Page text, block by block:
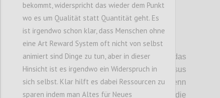
P6
Diese Diskussion hat auch das
Spannungsfeld freie Marktwirtschaft versus
Planwirtschaftaufgezeigt. Der Staat hat, wenn
auch nicht mit völligfreierHand die
bekommt, widerspricht das wieder dem Punkt
wo es um Qualität statt Quantität geht. Es
ist irgendwo schon klar, dass Menschen ohne
eine Art Reward System oft nicht von selbst
animiert sind Dinge zu tun, aber in dieser
Hinsicht ist es irgendwo ein Widerspruch in
sich selbst. Klar hilft es dabei Ressourcen zu
sparen indem man Altes für Neues